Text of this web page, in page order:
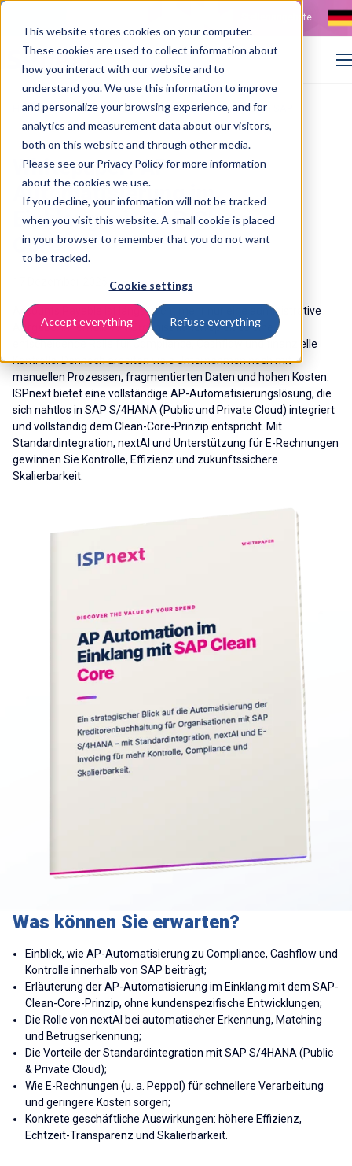
This website stores cookies on your computer.
These cookies are used to collect information about
how you interact with our website and to
understand you. We use this information to improve
and personalize your browsing experience, and for
analytics and measurement data about our visitors,
both on this website and through other media.
Please see our Privacy Policy for more information
about the cookies we use.
If you decline, your information will not be tracked
when you visit this website. A small cookie is placed
in your browser to remember that you do not want
to be tracked.
Cookie settings
Accept everything Refuse everything
Stellenangebote
Home >Resources>Whitepaper: Effiziente AP Prozesse in SAP
Whitepaper: AP-
Automatisierung im
Einklang mit SAP Clean
Core
Accounts Payable ist längst nicht mehr nur eine administrative
Aufgabe. Innerhalb von Organisationen spielt es eine
entscheidende Rolle für Compliance, Cashflow und finanzielle
Kontrolle. Dennoch arbeiten viele Unternehmen noch mit
manuellen Prozessen, fragmentierten Daten und hohen Kosten.
ISPnext bietet eine vollständige AP-Automatisierungslösung, die
sich nahtlos in SAP S/4HANA (Public und Private Cloud) integriert
und vollständig dem Clean-Core-Prinzip entspricht. Mit
Standardintegration, nextAI und Unterstützung für E-Rechnungen
gewinnen Sie Kontrolle, Effizienz und zukunftssichere
Skalierbarkeit.
Was können Sie erwarten?
Einblick, wie AP-Automatisierung zu Compliance, Cashflow und
Kontrolle innerhalb von SAP beiträgt;
Erläuterung der AP-Automatisierung im Einklang mit dem SAP-
Clean-Core-Prinzip, ohne kundenspezifische Entwicklungen;
Die Rolle von nextAI bei automatischer Erkennung, Matching
und Betrugserkennung;
Die Vorteile der Standardintegration mit SAP S/4HANA (Public
& Private Cloud);
Wie E-Rechnungen (u. a. Peppol) für schnellere Verarbeitung
und geringere Kosten sorgen;
Konkrete geschäftliche Auswirkungen: höhere Effizienz,
Echtzeit-Transparenz und Skalierbarkeit.